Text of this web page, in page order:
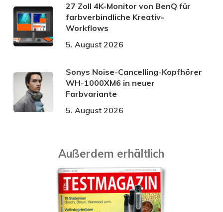
27 Zoll 4K-Monitor von BenQ für
farbverbindliche Kreativ-
Workflows
5. August 2026
Sonys Noise-Cancelling-Kopfhörer
WH-1000XM6 in neuer
Farbvariante
5. August 2026
Außerdem erhältlich